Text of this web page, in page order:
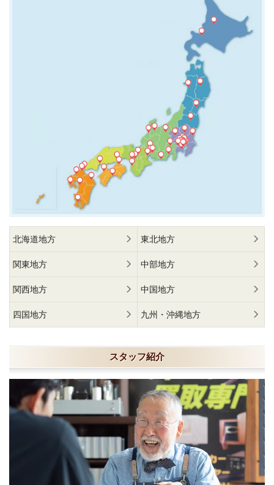
北海道地方 東北地方
関東地方 中部地方
関西地方 中国地方
四国地方 九州・沖縄地方
スタッフ紹介